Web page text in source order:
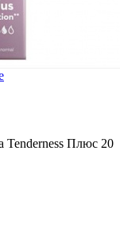
Tenderness Плюс 20